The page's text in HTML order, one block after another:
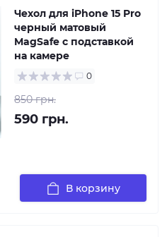
Чехол для iPhone 15 Pro
черный матовый
MagSafe с подставкой
на камере
0
850 грн.
590 грн.
В корзину